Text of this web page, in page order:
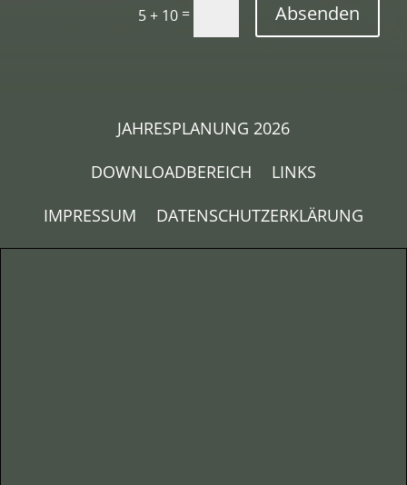
5 + 10 = Absenden
JAHRESPLANUNG 2026
DOWNLOADBEREICH
LINKS
IMPRESSUM
DATENSCHUTZERKLÄRUNG